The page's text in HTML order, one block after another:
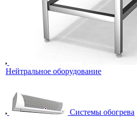
Нейтральное оборудование
Системы обогрева